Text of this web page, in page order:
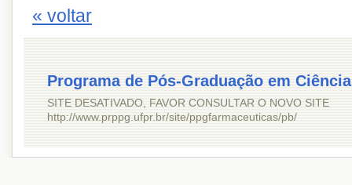
« voltar
Programa de Pós-Graduação em
SITE DESATIVADO, FAVOR CONSULTAR O NOVO SITE
http://www.prppg.ufpr.br/site/ppgfarmaceuticas/pb/